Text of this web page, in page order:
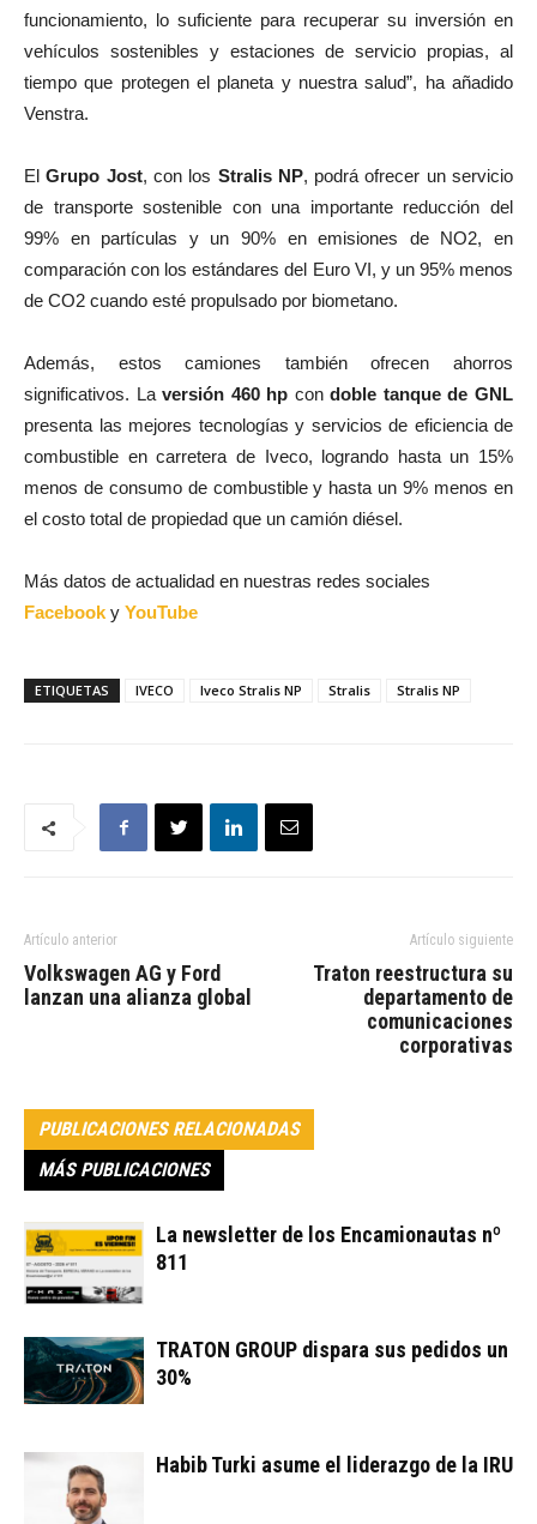
funcionamiento, lo suficiente para recuperar su inversión en
vehículos sostenibles y estaciones de servicio propias, al
tiempo que protegen el planeta y nuestra salud”, ha añadido
Venstra.
ElGrupo Jost, con los Stralis NP, podrá ofrecer un servicio
de transporte sostenible con una importante reducción del
99% en partículas y un 90% en emisiones de NO2, en
comparación con los estándares del Euro VI, y un 95% menos
de CO2 cuando esté propulsado por biometano.
Además, estos camiones también ofrecen ahorros
significativos. Laversión 460 hp condoble tanque de GNL
presenta las mejores tecnologías y servicios de eficiencia de
combustible en carretera de Iveco, logrando hasta un 15%
menos de consumo de combustible y hasta un 9% menos en
el costo total de propiedad que un camión diésel.
Más datos de actualidad en nuestras redes sociales
Facebook y YouTube
ETIQUETAS IVECO Iveco Stralis NP Stralis Stralis NP
Artículo anterior
Volkswagen AG y Ford
lanzan una alianza global
Artículo siguiente
Traton reestructura su
departamento de
comunicaciones
corporativas
PUBLICACIONES RELACIONADAS
MÁS PUBLICACIONES
La newsletter de los Encamionautas nº
811
TRATON GROUP dispara sus pedidos un
30%
Habib Turki asume el liderazgo de la IRU